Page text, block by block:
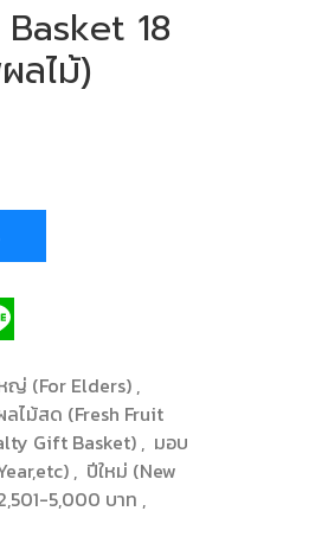
18
ลไม้)
ญ่ (For Elders) ,
ลไม้สด (Fresh Fruit
Gift Basket) , มอบ
, ปีใหม่ (New
5,000 บาท ,